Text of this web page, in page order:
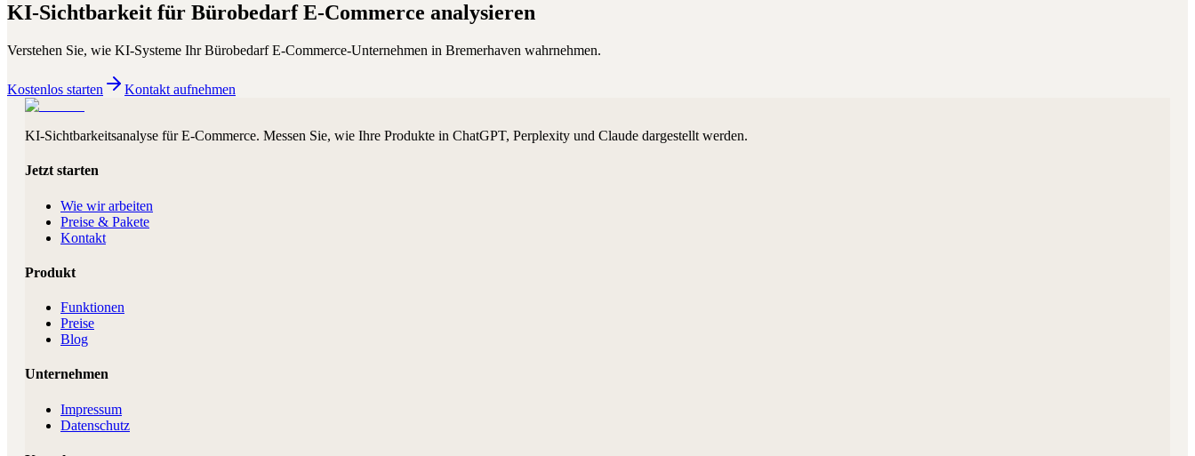
KI-Sichtbarkeit für Bürobedarf E-Commerce analysieren
Verstehen Sie, wie KI-Systeme IhrBürobedarf E-Commerce-Unternehmen in Bremerhaven wahrnehmen.
Kostenlos starten Kontakt aufnehmen
KI-Sichtbarkeitsanalyse für E-Commerce. Messen Sie, wie Ihre Produkte in ChatGPT, Perplexity und Claude dargestellt werden.
Jetzt starten
Wie wir arbeiten
Preise & Pakete
Kontakt
Produkt
Funktionen
Preise
Blog
Unternehmen
Impressum
Datenschutz